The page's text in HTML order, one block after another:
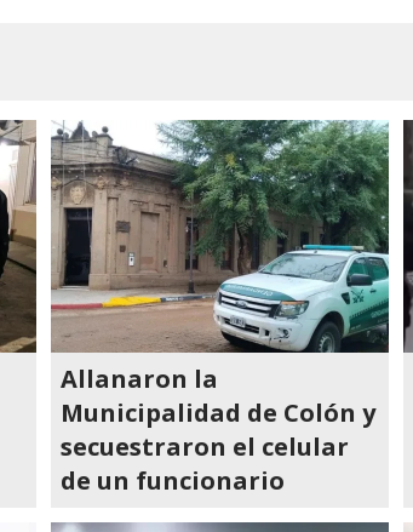
Allanaron la
Municipalidad de Colón y
secuestraron el celular
de un funcionario